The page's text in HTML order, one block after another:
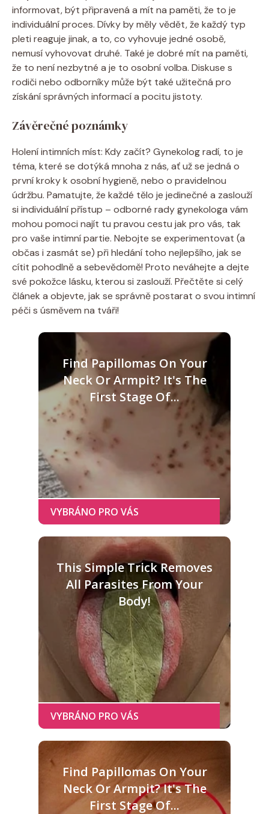
informovat, být připravená a mít na paměti, že to je
individuální proces. Dívky by měly vědět, že každý typ
pleti reaguje jinak, a to, co vyhovuje jedné osobě,
nemusí vyhovovat druhé. Také je dobré mít na paměti,
že to není nezbytné a je to osobní volba. Diskuse s
rodiči nebo odborníky může být také užitečná pro
získání správných informací a pocitu jistoty.
Závěrečné poznámky
Holení intimních míst: Kdy začít? Gynekolog radí, to je
téma, které se dotýká mnoha z nás, ať už se jedná o
první kroky k osobní hygieně, nebo o pravidelnou
údržbu. Pamatujte, že každé tělo je jedinečné a zaslouží
si individuální přístup – odborné rady gynekologa vám
mohou pomoci najít tu pravou cestu jak pro vás, tak
pro vaše intimní partie. Nebojte se experimentovat (a
občas i zasmát se) při hledání toho nejlepšího, jak se
cítit pohodlně a sebevědomě! Proto neváhejte a dejte
své pokožce lásku, kterou si zaslouží. Přečtěte si celý
článek a objevte, jak se správně postarat o svou intimní
péči s úsměvem na tváři!
Find Papillomas On Your
Neck Or Armpit? It's The
First Stage Of...
This Simple Trick Removes
All Parasites From Your
Body!
Find Papillomas On Your
Neck Or Armpit? It's The
First Stage Of...